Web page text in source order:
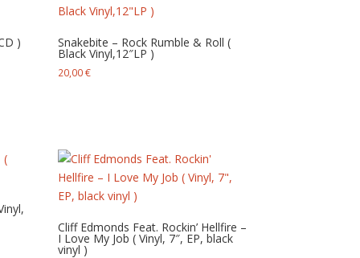
) Snakebite ‎– Rock Rumble & Roll (
Black Vinyl,12″LP )
20,00€
Cliff Edmonds Feat. Rockin’ Hellfire –
I Love My Job ( Vinyl, 7″, EP, black
vinyl )